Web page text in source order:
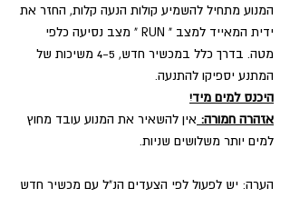
המנוע מתחיל להשמיע קולות הנעה קלות, החזר את
ידית המאייד למצב " RUN " מצב נסיעה כלפי
מטה. בדרך כלל במכשיר חדש, 4-5 משיכות של
המתנע יספיקו להתנעה.
היכנס למים מיד!
אזהרה חמורה: אין להשאיר את המנוע עובד מחוץ
למים יותר משלושים שניות.
הערה: יש לפעול לפי הצעדים הנ"ל עם מכשיר חדש